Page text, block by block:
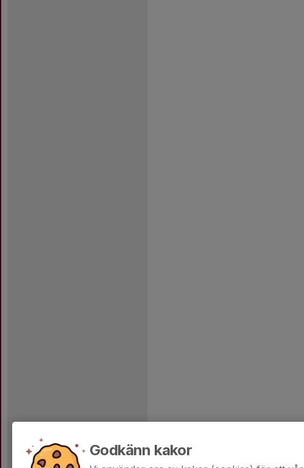
Godkänn kakor